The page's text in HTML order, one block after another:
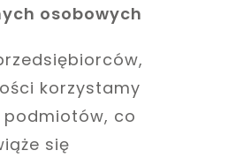
osobowych
korzystamy
co
się